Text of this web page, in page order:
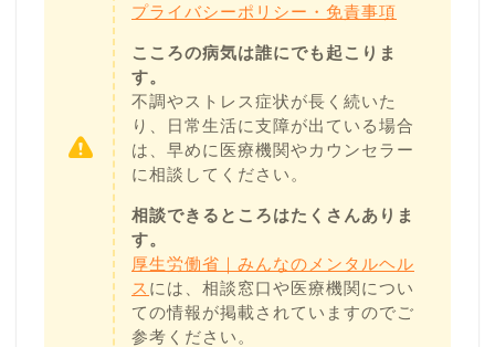
プライバシーポリシー・免責事項
こころの病気は誰にでも起こりま
す。
不調やストレス症状が長く続いた
り、日常生活に支障が出ている場合
は、早めに医療機関やカウンセラー
に相談してください。
相談できるところはたくさんありま
す。
厚生労働省｜みんなのメンタルヘル
ス には、相談窓口や医療機関につい
ての情報が掲載されていますのでご
参考ください。